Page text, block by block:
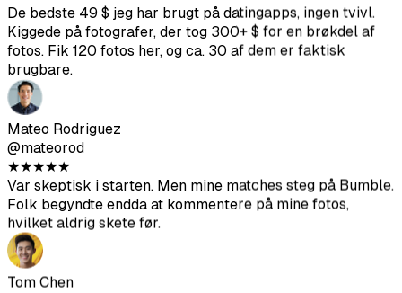
Mateo Rodriguez
@mateorod
★★★ ★★
Var skeptisk i starten. Men mine matches steg på Bumble.
Folk begyndte endda at kommentere på mine fotos,
hvilket aldrig skete før.
Tom Chen
@tomchen
★★★★★
Fotos ser overraskende naturlige ud. Mine venner troede,
jeg bare havde hyret nogen til en afslappet fotografering.
Realisme-score-funktionen er faktisk nyttig – jeg brugte
kun dem over 85.